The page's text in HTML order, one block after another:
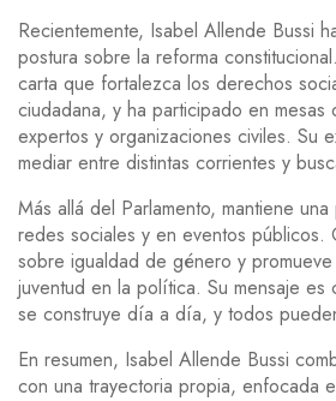
Recientemente, Isabel Allende Bussi
postura sobre la reforma
carta que fortalezca los derechos
ciudadana, y ha participado en mesas
expertos y organizaciones civiles. Su
mediar entre distintas corrientes y
Más allá del Parlamento, mantiene
redes sociales y en eventos públicos.
sobre igualdad de género y
juventud en la política. Su mensaje es
se construye día a día, y todos
En resumen, Isabel Allende Bussi
con una trayectoria propia, enfocada